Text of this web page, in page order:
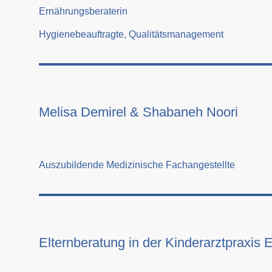
Ernährungsberaterin
Hygienebeauftragte, Qualitätsmanagement
Melisa Demirel & Shabaneh Noori
Auszubildende Medizinische Fachangestellte
Elternberatung in der Kinderarztpraxis